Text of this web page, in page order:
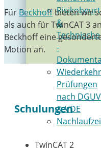
&
Technische
­
­Prüfungen
nach DGUV
& VDE
Für Beckhoffbieten wir
als auch für TwinCAT 3
Beckhoff eine
Motion an.
Schulungen
TwinCAT 2